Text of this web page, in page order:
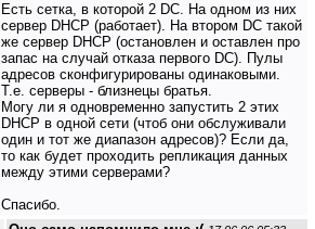
Есть сетка, в которой 2 DC. На одном из них
сервер DHCP (работает). На втором DC такой
же сервер DHCP (остановлен и оставлен про
запас на случай отказа первого DC). Пулы
адресов сконфигурированы одинаковыми.
Т.е. серверы - близнецы братья.
Могу ли я одновременно запустить 2 этих
DHCP в одной сети (чтоб они обслуживали
один и тот же диапазон адресов)? Если да,
то как будет проходить репликация данных
между этими серверами?
Спасибо.